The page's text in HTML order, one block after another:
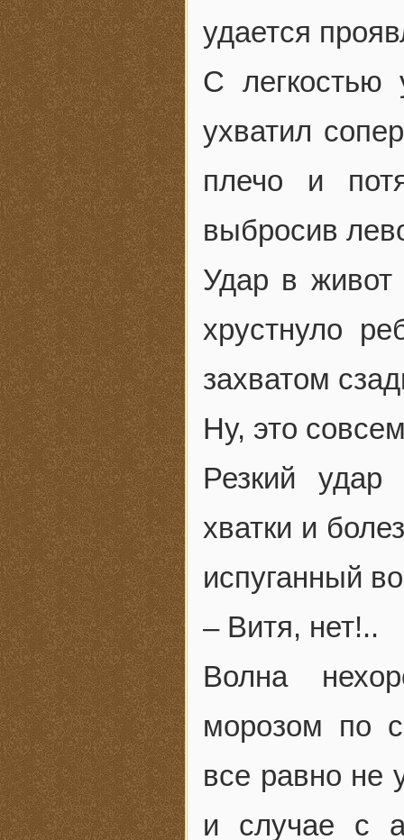
удается
С легкостью
ухватил
плечо и
выбросив
Удар в живот
хрустнуло
захватом
Ну, это
Резкий удар
хватки и
испуганный
– Витя, нет!..
Волна
морозом по
все равно не
и случае с